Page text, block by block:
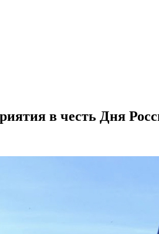
в честь Дня